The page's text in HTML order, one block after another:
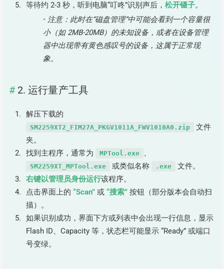
等待约 2-3 秒，听到电脑“叮咚”识别声后， 松开镊子。
注意：此时在“磁盘管理”中可能会看到一个容量很
小（如 2MB-20MB）的未知设备，或者在设备管理
器中出现带有黄色感叹号的设备，这属于正常现
象。
2. 运行量产工具
解压下载的
SM2259XT2_FIM27A_PKGV1011A_FWV1010A0.zip
文件
夹。
找到主程序，通常为
MPTool.exe 、
SM2259XT_MPTool.exe 或类似名称 .exe
文件。
右键以管理员身份运行该程序。
点击界面上的 “Scan” 或 “搜索” 按钮（部分版本会自动扫
描）。
如果识别成功，界面下方或列表中会出现一行信息，显示
Flash ID、Capacity 等，状态栏可能显示 “Ready” 或端口
号变绿。